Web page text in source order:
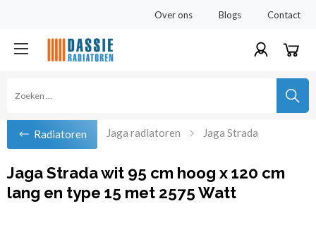
Over ons Blogs Contact
Radiatoren Jaga radiatoren Jaga Strada
Jaga Strada wit 95 cm hoog x 120 cm
lang en type 15 met 2575 Watt